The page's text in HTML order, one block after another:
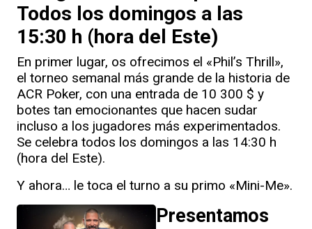
Todos los domingos a las
15:30 h (hora del Este)
En primer lugar, os ofrecimos el «Phil’s Thrill»,
el torneo semanal más grande de la historia de
ACR Poker, con una entrada de 10 300 $ y
botes tan emocionantes que hacen sudar
incluso a los jugadores más experimentados.
Se celebra todos los domingos a las 14:30 h
(hora del Este).
Y ahora… le toca el turno a su primo «Mini-Me».
Presentamos